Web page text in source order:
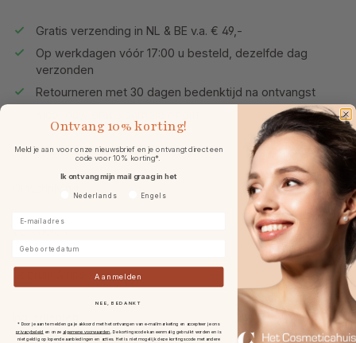
Gratis verzending in NL & BE v.a. € 49,-
Op werkdagen vóór 17:00 u besteld, dezelfde dag
verzonden
Retourneren met 30 dagen bedenktijd na ontvangst
Ontvang 10% korting!
Meld je aan voor onze nieuwsbrief en je ontvangt direct een
code voor 10% korting*.
Ik ontvang mijn mail graag in het
Voorkeurtaal
Nederlands Engels
Aanmelden
NEE, BEDANKT
* Door je aan te melden ga je akkoord met het ontvangen van e-mailmarketing en accepteer je ons
privacybeleid en onze algemene voorwaarden .De kortingscode kan eenmalig gebruikt worden en is
niet geldig op lopende aanbiedingen en acties. Het is niet mogelijk deze kortingscode met andere